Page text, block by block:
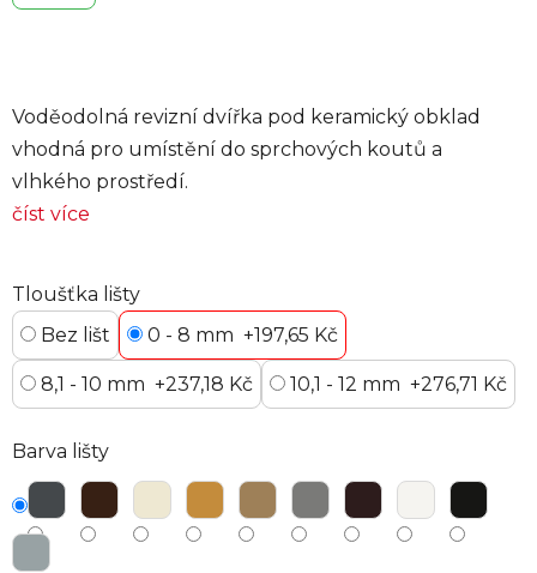
Voděodolná revizní dvířka pod keramický obklad
vhodná pro umístění do sprchových koutů a
vlhkého prostředí.
číst více
Tloušťka lišty
Bez lišt
0 - 8 mm +197,65 Kč
8,1 - 10 mm +237,18 Kč 10,1 - 12 mm +276,71 Kč
Barva lišty